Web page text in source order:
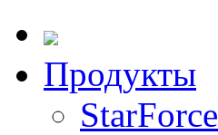
Продукты
StarForce